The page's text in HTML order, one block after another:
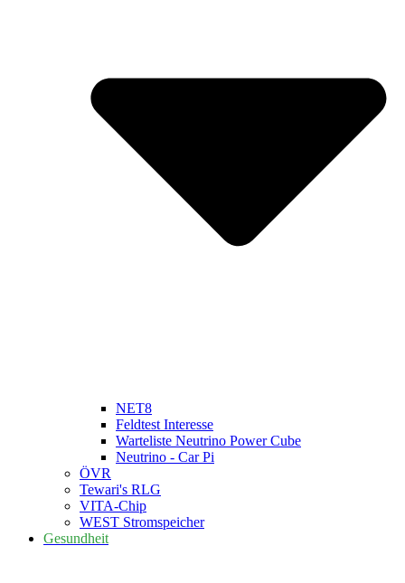
NET8
Feldtest Interesse
Warteliste Neutrino Power Cube
Neutrino - Car Pi
ÖVR
Tewari's RLG
VITA-Chip
WEST Stromspeicher
Gesundheit